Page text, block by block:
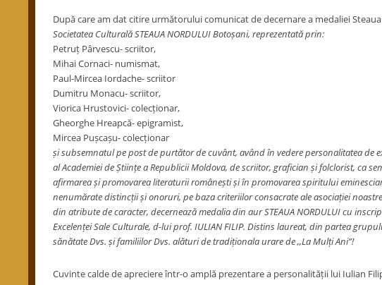
După care am dat citire următorului comunicat de decernare a medaliei
Societatea Culturală STEAUA NORDULUI Botoșani, reprezentată prin:
Petruț Pârvescu- scriitor,
Mihai Cornaci- numismat,
Paul-Mircea Iordache- scriitor
Dumitru Monacu- scriitor,
Viorica Hrustovici- colecționar,
Gheorghe Hreapcă- epigramist,
Mircea Pușcașu- colecționar
și subsemnatul pe post de purtător de cuvânt, având în vedere personalitatea de
al Academiei de Științe a Republicii Moldova, de scriitor, grafician și folclorist, ca
afirmarea și promovarea literaturii românești și în promovarea spiritului
nenumărate distincții și onoruri, pe baza criteriilor consacrate ale asociației noastre
din atribute de caracter, decernează medalia din aur STEAUA NORDULUI cu
Excelenței Sale Culturale, d-lui prof. IULIAN FILIP. Distins laureat, din partea
sănătate Dvs. și familiilor Dvs. alături de tradiționala urare de ,,La Mulți Ani”!
Cuvinte calde de apreciere într-o amplă prezentare a personalității lui Iulian